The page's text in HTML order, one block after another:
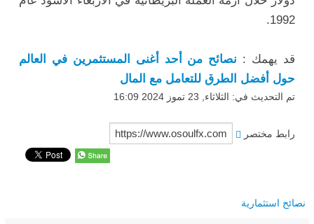
1992.
قد يهمك : نصائح من أحد أغنى المستثمرين في العالم
حول أفضل الطرق للتعامل مع المال
تم التحديث في: الثلاثاء, 23 تموز 2024 16:09
رابط مختصر
نصائح استثمارية